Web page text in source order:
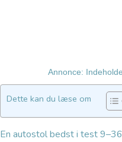
Annonce:
Dette kan du læse om
En autostol bedst i test